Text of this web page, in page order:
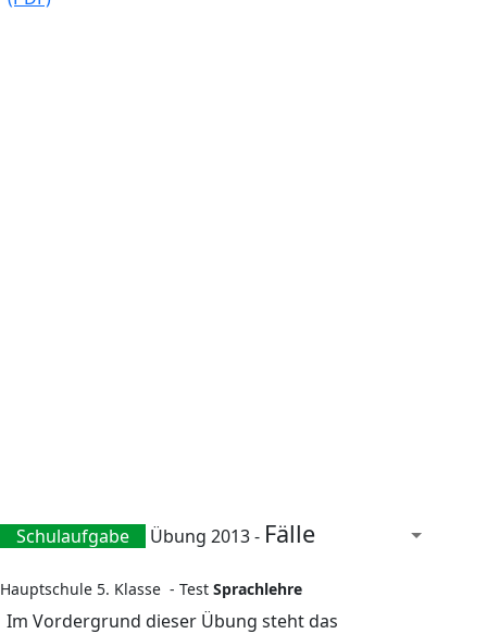
Schulaufgabe Übung 2013 - Fälle
Hauptschule 5. Klasse - Test Sprachlehre
Im Vordergrund dieser Übung steht das